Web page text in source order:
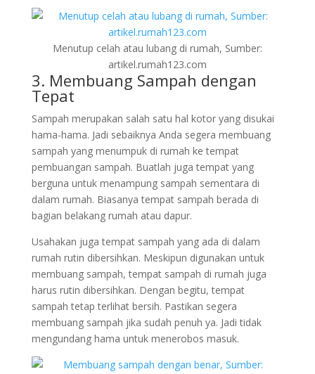
Menutup celah atau lubang di rumah, Sumber:
artikel.rumah123.com
3. Membuang Sampah dengan
Tepat
Sampah merupakan salah satu hal kotor yang disukai
hama-hama. Jadi sebaiknya Anda segera membuang
sampah yang menumpuk di rumah ke tempat
pembuangan sampah. Buatlah juga tempat yang
berguna untuk menampung sampah sementara di
dalam rumah. Biasanya tempat sampah berada di
bagian belakang rumah atau dapur.
Usahakan juga tempat sampah yang ada di dalam
rumah rutin dibersihkan. Meskipun digunakan untuk
membuang sampah, tempat sampah di rumah juga
harus rutin dibersihkan. Dengan begitu, tempat
sampah tetap terlihat bersih. Pastikan segera
membuang sampah jika sudah penuh ya. Jadi tidak
mengundang hama untuk menerobos masuk.